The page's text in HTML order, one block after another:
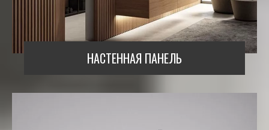
НАСТЕННАЯ ПАНЕЛЬ